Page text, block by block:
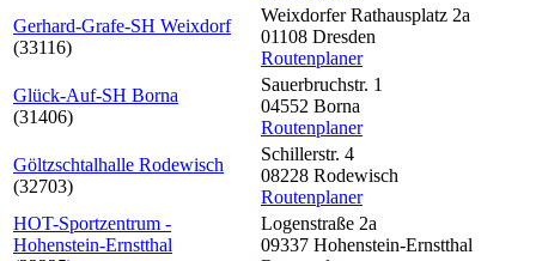
Gerhard-Grafe-SH Weixdorf
(33116)
Weixdorfer Rathausplatz 2a
01108 Dresden
Routenplaner
Glück-Auf-SH Borna
(31406)
Sauerbruchstr. 1
04552 Borna
Routenplaner
Göltzschtalhalle Rodewisch
(32703)
Schillerstr. 4
08228 Rodewisch
Routenplaner
HOT-Sportzentrum -
Hohenstein-Ernstthal
Logenstraße 2a
09337 Hohenstein-Ernstthal